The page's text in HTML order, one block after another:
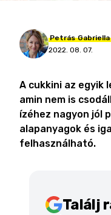
Petrás Gabriella
2022. 08. 07.
A cukkini az egyik
amin nem is
ízéhez nagyon jól
alapanyagok és
felhasználható.
Találj